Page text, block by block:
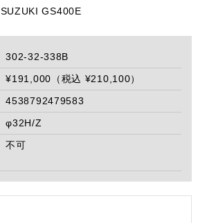
SUZUKI GS400E
302-32-338B
¥191,000（税込 ¥210,100）
4538792479583
φ32H/Z
不可